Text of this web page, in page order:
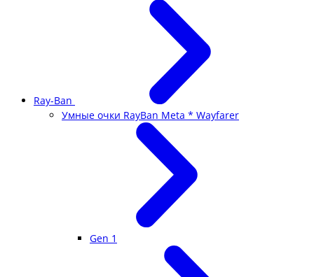
Ray-Ban
Умные очки RayBan Meta * Wayfarer
Gen 1